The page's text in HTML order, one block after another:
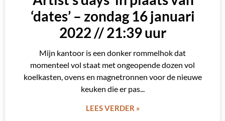
‘dates’ – zondag 16 januari
2022 // 21:39 uur
Mijn kantoor is een donker rommelhok dat
momenteel vol staat met ongeopende dozen vol
koelkasten, ovens en magnetronnen voor de nieuwe
keuken die er pas
LEES VERDER »